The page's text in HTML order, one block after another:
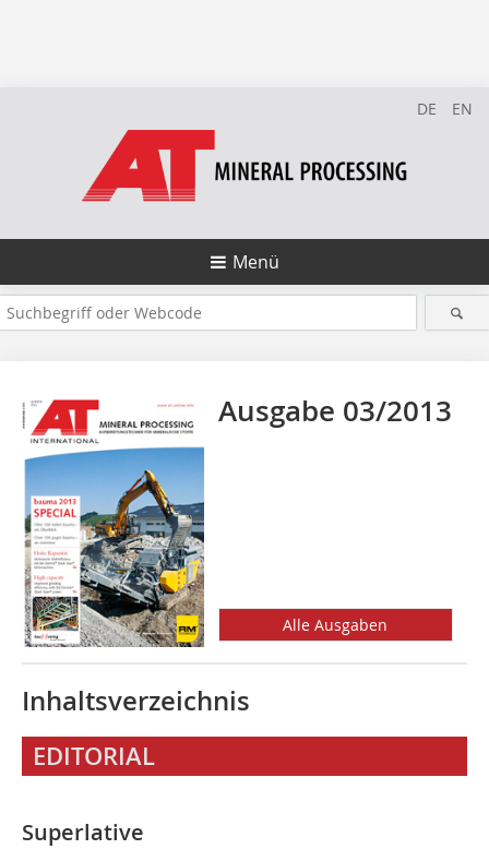
DE EN
Menü
Ausgabe 03/2013
Alle Ausgaben
Inhaltsverzeichnis
EDITORIAL
Superlative